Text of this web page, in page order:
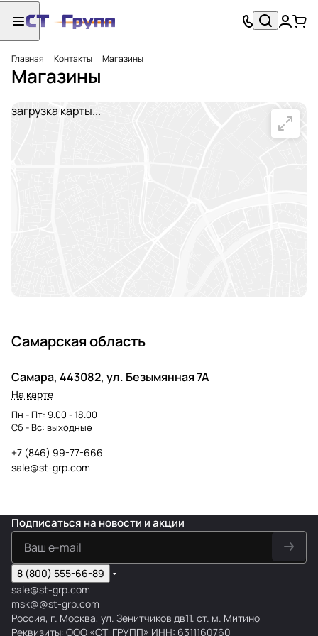
Главная Контакты Магазины
Магазины
загрузка карты...
Самарская область
Самара, 443082, ул. Безымянная 7А
На карте
Пн - Пт: 9.00 - 18.00
Сб - Вс: выходные
+7 (846) 99-77-666
sale@st-grp.com
Подписаться на новости и акции
8 (800) 555-66-89
sale@st-grp.com
msk@@st-grp.com
Россия, г. Москва, ул. Зенитчиков дв11. ст. м. Митино
Реквизиты: ООО «СТ-ГРУПП» ИНН: 6311160760